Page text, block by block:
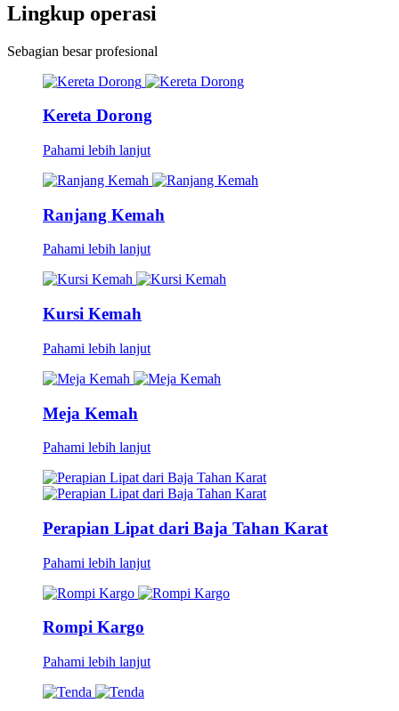
Lingkup operasi
Sebagian besar profesional
Kereta Dorong
Pahami lebih lanjut
Ranjang Kemah
Pahami lebih lanjut
Kursi Kemah
Pahami lebih lanjut
Meja Kemah
Pahami lebih lanjut
Perapian Lipat dari Baja Tahan Karat
Pahami lebih lanjut
Rompi Kargo
Pahami lebih lanjut